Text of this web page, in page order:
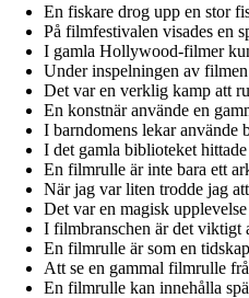
En fiskare drog upp en stor
På filmfestivalen visades en
I gamla Hollywood-filmer
Under inspelningen av
Det var en verklig kamp att
En konstnär använde en
I barndomens lekar använde
I det gamla biblioteket
En filmrulle är inte bara ett
När jag var liten trodde jag
Det var en magisk
I filmbranschen är det viktigt
En filmrulle är som en
Att se en gammal filmrulle
En filmrulle kan innehålla